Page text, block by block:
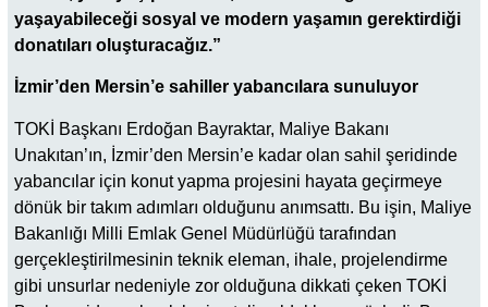
yaşayabileceği sosyal ve modern yaşamın gerektirdiği
donatıları oluşturacağız.”
İzmir’den Mersin’e sahiller yabancılara sunuluyor
TOKİ Başkanı Erdoğan Bayraktar, Maliye Bakanı
Unakıtan’ın, İzmir’den Mersin’e kadar olan sahil şeridinde
yabancılar için konut yapma projesini hayata geçirmeye
dönük bir takım adımları olduğunu anımsattı. Bu işin, Maliye
Bakanlığı Milli Emlak Genel Müdürlüğü tarafından
gerçekleştirilmesinin teknik eleman, ihale, projelendirme
gibi unsurlar nedeniyle zor olduğuna dikkati çeken TOKİ